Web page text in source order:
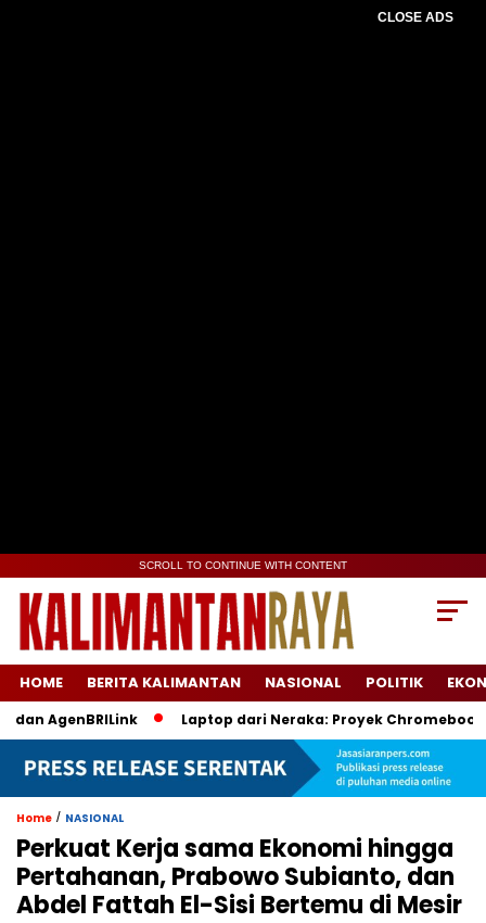
CLOSE ADS
SCROLL TO CONTINUE WITH CONTENT
HOME BERITA KALIMANTAN NASIONAL POLITIK
AgenBRILink Laptop dari Neraka: Proyek Chromebook
Home / NASIONAL
Perkuat Kerja sama Ekonomi hingga
Pertahanan, Prabowo Subianto, dan
Abdel Fattah El-Sisi Bertemu di Mesir